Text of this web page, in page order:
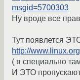
msgid=5700303
Ну вроде все
Тут появлется
http://
( я специально
И ЭТО